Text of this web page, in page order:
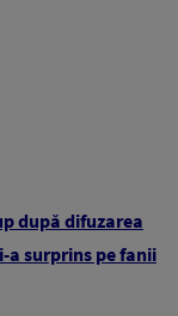
după difuzarea
a surprins pe fanii